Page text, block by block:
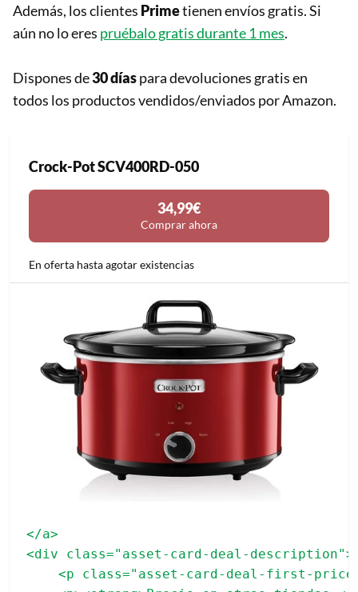
Además, los clientes Primetienen envíos gratis. Si
aún no lo eres pruébalo gratis durante 1 mes.
Dispones de30 díaspara devoluciones gratis en
todos los productos vendidos/enviados por Amazon.
Crock-Pot SCV400RD-050
34,99€
Comprar ahora
En oferta hasta agotar existencias
</a>
<div class="asset-card-deal-description">
<p class="asset-card-deal-first-